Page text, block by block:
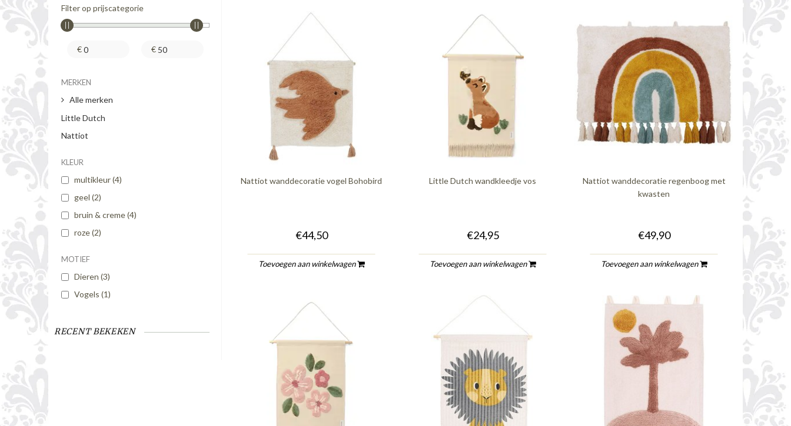
Filter op prijscategorie
€ €
MERKEN
Alle merken
Little Dutch
Nattiot
KLEUR
multikleur(4)
geel (2)
bruin & creme(4)
roze(2)
MOTIEF
Dieren (3)
Vogels (1)
RECENT BEKEKEN
Nattiot wanddecoratie vogel Bohobird
€44,50
Toevoegen aan winkelwagen
Little Dutch wandkleedje vos
€24,95
Toevoegen aan winkelwagen
Nattiot wanddecoratie regenboog met
kwasten
€49,90
Toevoegen aan winkelwagen